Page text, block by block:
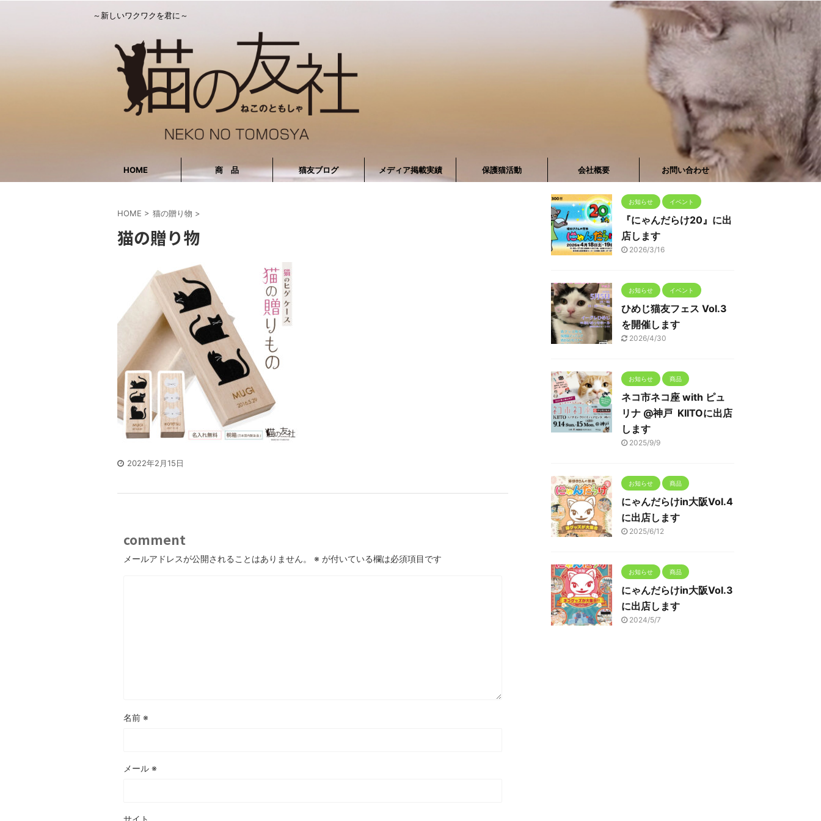
～新しいワクワクを君に～
HOME 商 品 猫友ブログ メディア掲載実績 保護猫活動 会社概要 お問い合わせ
HOME > 猫の贈り物 >
猫の贈り物
2022年2月15日
comment
メールアドレスが公開されることはありません。 ※ が付いている欄は必須項目です
名前 ※
メール ※
サイト
お知らせ イベント
『にゃんだらけ20』に出
店します
2026/3/16
お知らせ イベント
ひめじ猫友フェス Vol.3
を開催します
2026/4/30
お知らせ 商品
ネコ市ネコ座 with ピュ
リナ @神戸 KIITOに出店
します
2025/9/9
お知らせ 商品
にゃんだらけin大阪Vol.4
に出店します
2025/6/12
お知らせ 商品
にゃんだらけin大阪Vol.3
に出店します
2024/5/7